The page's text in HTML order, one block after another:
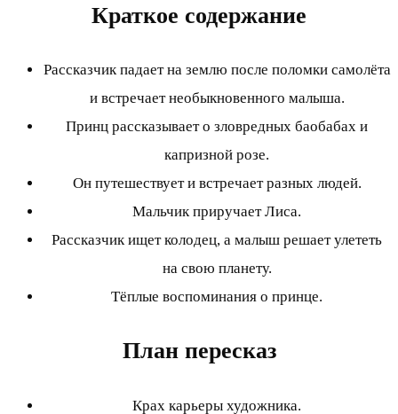
Краткое содержание
Рассказчик падает на землю после поломки самолёта
и встречает необыкновенного малыша.
Принц рассказывает о зловредных баобабах и
капризной розе.
Он путешествует и встречает разных людей.
Мальчик приручает Лиса.
Рассказчик ищет колодец, а малыш решает улететь
на свою планету.
Тёплые воспоминания о принце.
План пересказ
Крах карьеры художника.